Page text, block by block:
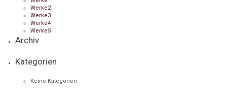
Werke2
Werke3
Werke4
Werke5
Archiv
Kategorien
Keine Kategorien